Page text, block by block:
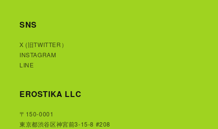
SNS
X (旧TWITTER）
INSTAGRAM
LINE
EROSTIKA LLC
〒150-0001
東京都渋谷区神宮前3-15-8 #208